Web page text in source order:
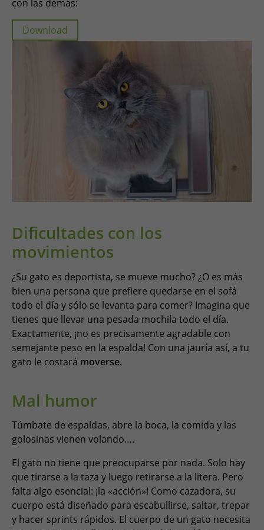
con las demás:
Download
Dificultades con los
movimientos
¿Su gato es deportista, se mueve mucho? ¿O es más
bien una persona que prefiere quedarse en el sofá
todo el día y sólo se levanta para comer? Imagina que
tienes que llevar una pesada mochila todo el día.
Exactamente, ¡no es precisamente agradable con
semejante peso en la espalda! Con una jauría así, a tu
gato le costará moverse.
Mal humor
Túmbate de espaldas, abre la boca, la comida y las
golosinas vienen volando….
El gato no tiene que preocuparse por nada. Solo hay
que tirarse a la taza y luego retirarse a la litera. Pero
falta algo esencial: ¡la «acción»! Como cazadora, su
cuerpo está diseñado para escabullirse, saltar, trepar
y hacer sprints rápidos. El cuerpo de un gato necesita